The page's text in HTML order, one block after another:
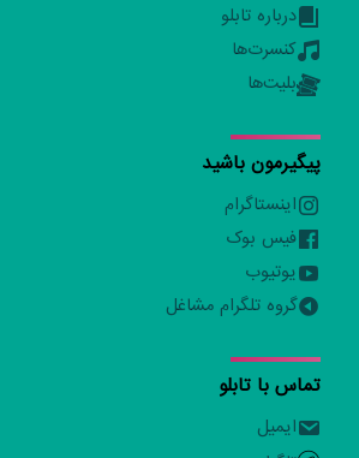
درباره تابلو
کنسرت‌ها
بلیت‌ها
پیگیرمون باشید
اینستاگرام
فیس بوک
یوتیوب
گروه تلگرام مشاغل
تماس با تابلو
ایمیل